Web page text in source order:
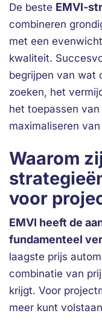
De beste EMVI-
combineren
met een
kwaliteit.
begrijpen van wat
zoeken, het
het toepassen
maximaliseren
Waarom
voor
EMVI heeft de
fundamenteel
laagste prijs
combinatie van
krijgt. Voor
meer kunt